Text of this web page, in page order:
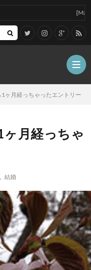
ジ
ェ
ッ
グ
ル
メ
旅
行・
こ
[Mac]Mac
ヶ月経っちゃったエントリー
月経っちゃ
結婚